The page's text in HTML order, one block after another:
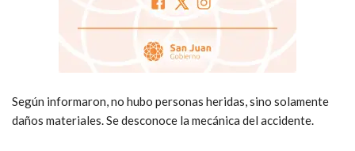
Según informaron, no hubo personas heridas, sino solamente
daños materiales. Se desconoce la mecánica del accidente.